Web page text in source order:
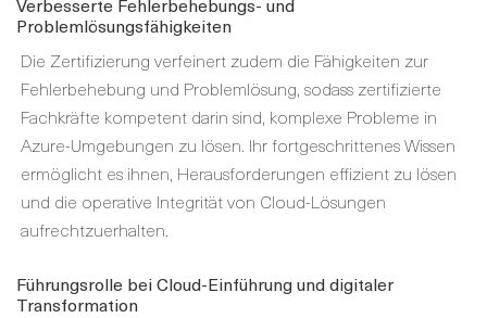
Problemlösungsfähigkeiten
Die Zertifizierung verfeinert zudem die Fähigkeiten zur
Fehlerbehebung und Problemlösung, sodass zertifizierte
Fachkräfte kompetent darin sind, komplexe Probleme in
Azure-Umgebungen zu lösen. Ihr fortgeschrittenes Wissen
ermöglicht es ihnen, Herausforderungen effizient zu lösen
und die operative Integrität von Cloud-Lösungen
aufrechtzuerhalten.
Führungsrolle bei Cloud-Einführung und digitaler
Transformation